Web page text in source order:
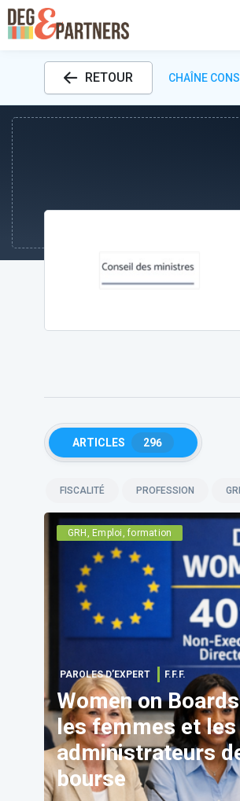
RETOUR CHAÎNE
ARTICLES 296
FISCALITÉ PROFESSION
GRH, Emploi, formation
PAROLES D’EXPERT F.F.F.
Women on
les femmes et
administrateurs
bourse